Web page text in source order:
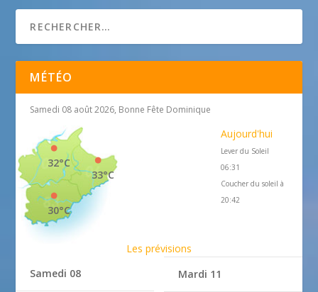
MÉTÉO
Samedi 08 août 2026, Bonne Fête Dominique
33°C
32°C
30°C
Aujourd'hui
Lever du Soleil
06:31
Coucher du soleil à
20:42
Les prévisions
Samedi 08
Mardi 11